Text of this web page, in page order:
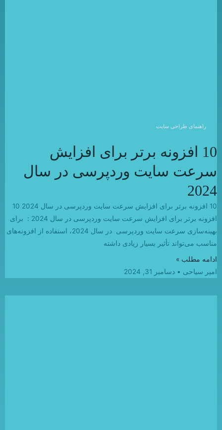
راهنمای طراحی سایت
10 افزونه برتر برای افزایش
سرعت سایت وردپرسی در سال
2024
10 افزونه برتر برای افزایش سرعت سایت وردپرسی در سال 2024 10
افزونه برتر برای افزایش سرعت سایت وردپرسی در سال 2024 : برای
بهینه‌سازی سرعت سایت وردپرسی در سال 2024، استفاده از افزونه‌های
مناسب می‌تواند تأثیر بسیار زیادی داشته
ادامه مطلب »
امیر سیاحی
دسامبر 31, 2024